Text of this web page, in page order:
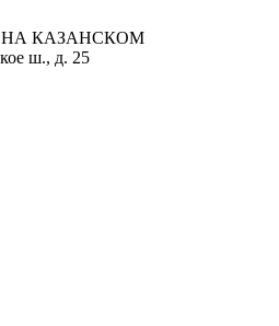
НА КАЗАНСКОМ
ш., д. 25